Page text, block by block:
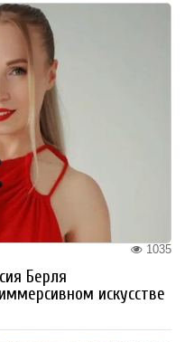
1035
Берля
искусстве